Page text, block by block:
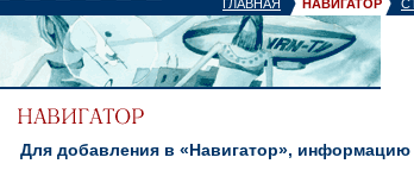
ГЛАВНАЯ НАВИГАТОР
Для добавления в «Навигатор»,